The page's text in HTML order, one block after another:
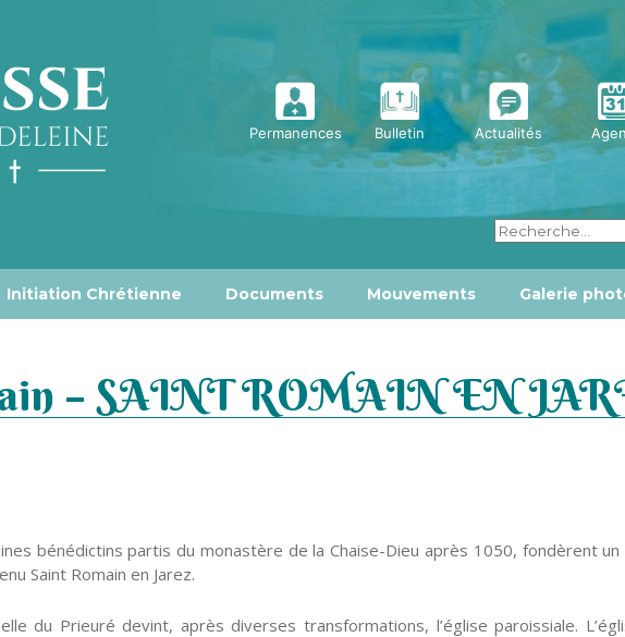
Permanences Bulletin Actualités
Initiation Chrétienne Documents Mouvements Galerie
– SAINT ROMAIN EN
bénédictins partis du monastère de la Chaise-Dieu après 1050, fondèrent
Saint Romain en Jarez.
du Prieuré devint, après diverses transformations, l’église paroissiale.